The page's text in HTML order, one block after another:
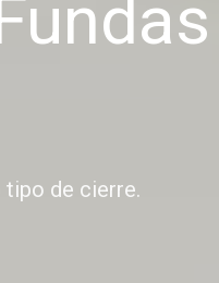
tipo de cierre.